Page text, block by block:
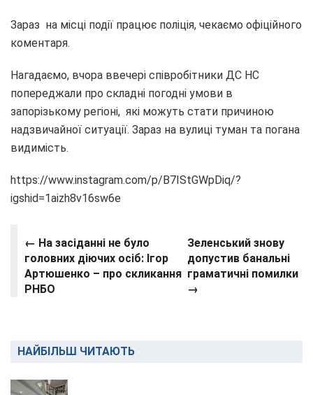
Зараз на місці події працює поліція, чекаємо офіційного
коментаря.
Нагадаємо, вчора ввечері співробітники ДС НС
попереджали про складні погодні умови в
запорізькому регіоні, які можуть стати причиною
надзвичайної ситуації. Зараз на вулиці туман та погана
видимість.
https://www.instagram.com/p/B7IStGWpDiq/?
igshid=1aizh8v16sw6e
← На засіданні не було
головних діючих осіб: Ігор
Артюшенко – про скликання
РНБО
Зеленський знову
допустив банальні
граматичні помилки
→
НАЙБІЛЬШ ЧИТАЮТЬ